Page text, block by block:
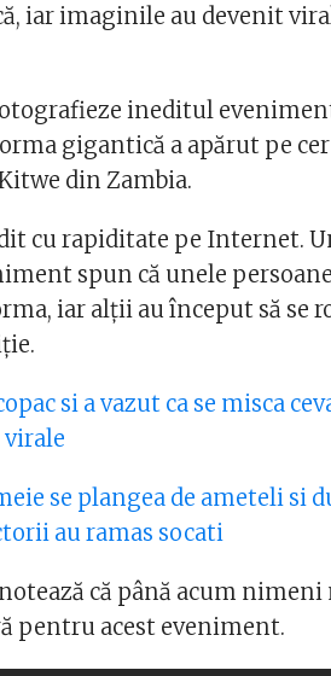
iar imaginile au devenit
ineditul
gigantică a apărut pe
din Zambia.
cu rapiditate pe Internet.
spun că unele
iar alții au început să se
si a vazut ca se misca
se plangea de ameteli si
au ramas socati
că până acum nimeni
pentru acest eveniment.